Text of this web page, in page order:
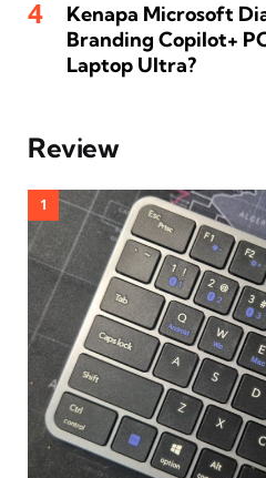
Kenapa Microsoft
Branding Copilot+
Laptop Ultra?
Review